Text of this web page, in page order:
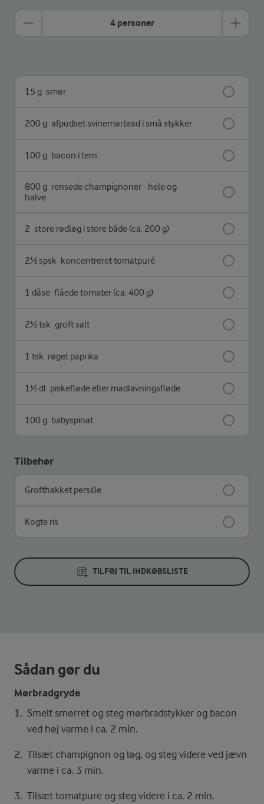
4 personer
15 g smør
200 g afpudset svinemørbrad i små stykker
100 g bacon i tern
800 g rensede champignoner - hele og
halve
2 store rødløg i store både (ca. 200 g)
2½ spsk koncentreret tomatpuré
1 dåse flåede tomater (ca. 400 g)
2½ tsk groft salt
1 tsk røget paprika
1½ dl piskefløde eller madlavningsfløde
100 g babyspinat
Tilbehør
Grofthakket persille
Kogte ris
TILFØJ TIL INDKØBSLISTE
Sådan gør du
Mørbradgryde
Smelt smørret og steg mørbradstykker og bacon
ved høj varme i ca. 2 min.
Tilsæt champignon og løg, og steg videre ved jævn
varme i ca. 3 min.
Tilsæt tomatpure og steg videre i ca. 2 min.